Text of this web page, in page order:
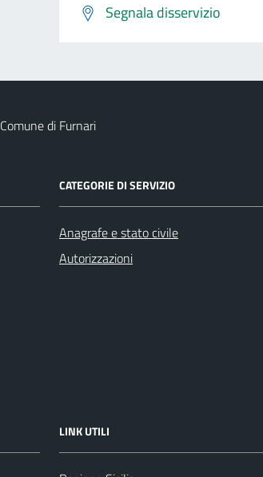
Segnala disservizio
Comune di Furnari
CATEGORIE DI SERVIZIO
Anagrafe e stato civile
Autorizzazioni
LINK UTILI